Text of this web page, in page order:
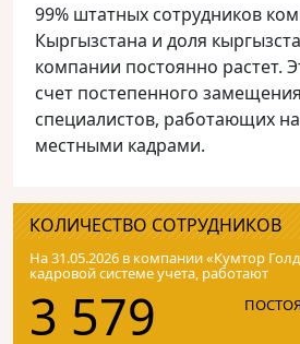
99% штатных сотрудников
Кыргызстана и доля
компании постоянно растет.
счет постепенного
специалистов, работающих
местными кадрами.
КОЛИЧЕСТВО СОТРУДНИКОВ
На 31.05.2026 в компании «Кумтор
кадровой системе учета, работают
3 579